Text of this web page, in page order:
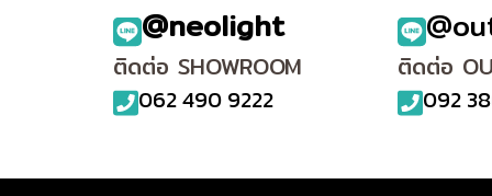
@neolight
ติดต่อ SHOWROOM
062 490 9222
ติดต่อ
092